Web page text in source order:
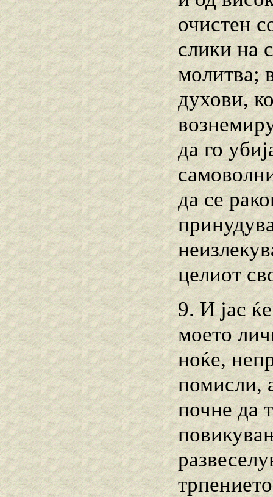
очистен
слики на
молитва;
духови,
да го
да се
целиот
9. И јас
моето
ноќе,
помисли,
почне да